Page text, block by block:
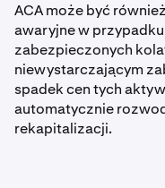
ACA może być
awaryjne w
zabezpieczonych
niewystarczającym
spadek cen tych
automatycznie
rekapitalizacji.